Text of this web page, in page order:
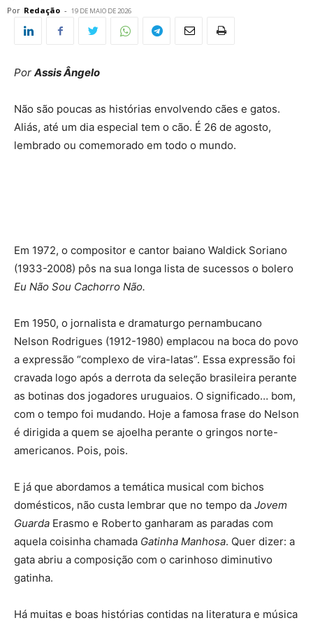
Por Redação - 19 DE MAIO DE 2026
Por Assis Ângelo
Não são poucas as histórias envolvendo cães e gatos.
Aliás, até um dia especial tem o cão. É 26 de agosto,
lembrado ou comemorado em todo o mundo.
Em 1972, o compositor e cantor baiano Waldick Soriano
(1933-2008) pôs na sua longa lista de sucessos o bolero
Eu Não Sou Cachorro Não.
Em 1950, o jornalista e dramaturgo pernambucano
Nelson Rodrigues (1912-1980) emplacou na boca do povo
a expressão “complexo de vira-latas”. Essa expressão foi
cravada logo após a derrota da seleção brasileira perante
as botinas dos jogadores uruguaios. O significado… bom,
com o tempo foi mudando. Hoje a famosa frase do Nelson
é dirigida a quem se ajoelha perante o gringos norte-
americanos. Pois, pois.
E já que abordamos a temática musical com bichos
domésticos, não custa lembrar que no tempo da Jovem
Guarda Erasmo e Roberto ganharam as paradas com
aquela coisinha chamada Gatinha Manhosa. Quer dizer: a
gata abriu a composição com o carinhoso diminutivo
gatinha.
Há muitas e boas histórias contidas na literatura e música